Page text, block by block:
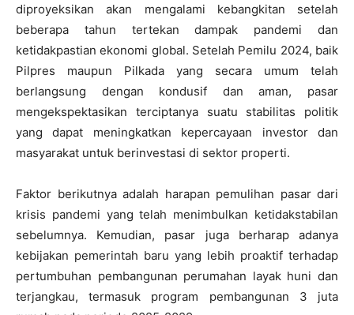
diproyeksikan akan mengalami kebangkitan setelah
beberapa tahun tertekan dampak pandemi dan
ketidakpastian ekonomi global. Setelah Pemilu 2024, baik
Pilpres maupun Pilkada yang secara umum telah
berlangsung dengan kondusif dan aman, pasar
mengekspektasikan terciptanya suatu stabilitas politik
yang dapat meningkatkan kepercayaan investor dan
masyarakat untuk berinvestasi di sektor properti.
Faktor berikutnya adalah harapan pemulihan pasar dari
krisis pandemi yang telah menimbulkan ketidakstabilan
sebelumnya. Kemudian, pasar juga berharap adanya
kebijakan pemerintah baru yang lebih proaktif terhadap
pertumbuhan pembangunan perumahan layak huni dan
terjangkau, termasuk program pembangunan 3 juta